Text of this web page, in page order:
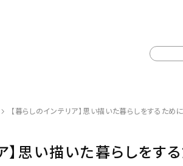
カ
【暮らしのインテリア】思い描いた暮らしをするた
】思い描いた暮らしをす